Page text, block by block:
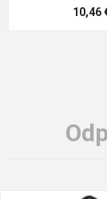
5,21 €